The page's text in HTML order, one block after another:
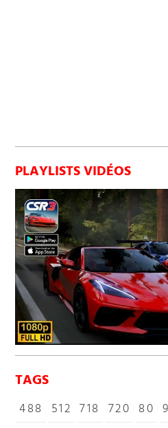
PLAYLISTS VIDÉOS
TAGS
488 512 718 720 80